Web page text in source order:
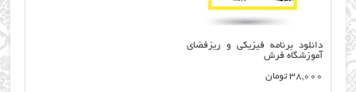
دانلود برنامه فیزیکی و ریزفضای
آموزشگاه فرش
38,000 تومان